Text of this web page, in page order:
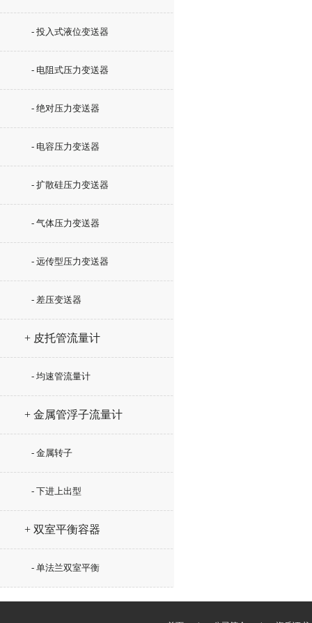
- 投入式液位变送器
- 电阻式压力变送器
- 绝对压力变送器
- 电容压力变送器
- 扩散硅压力变送器
- 气体压力变送器
- 远传型压力变送器
- 差压变送器
+ 皮托管流量计
- 均速管流量计
+ 金属管浮子流量计
- 金属转子
- 下进上出型
+ 双室平衡容器
- 单法兰双室平衡